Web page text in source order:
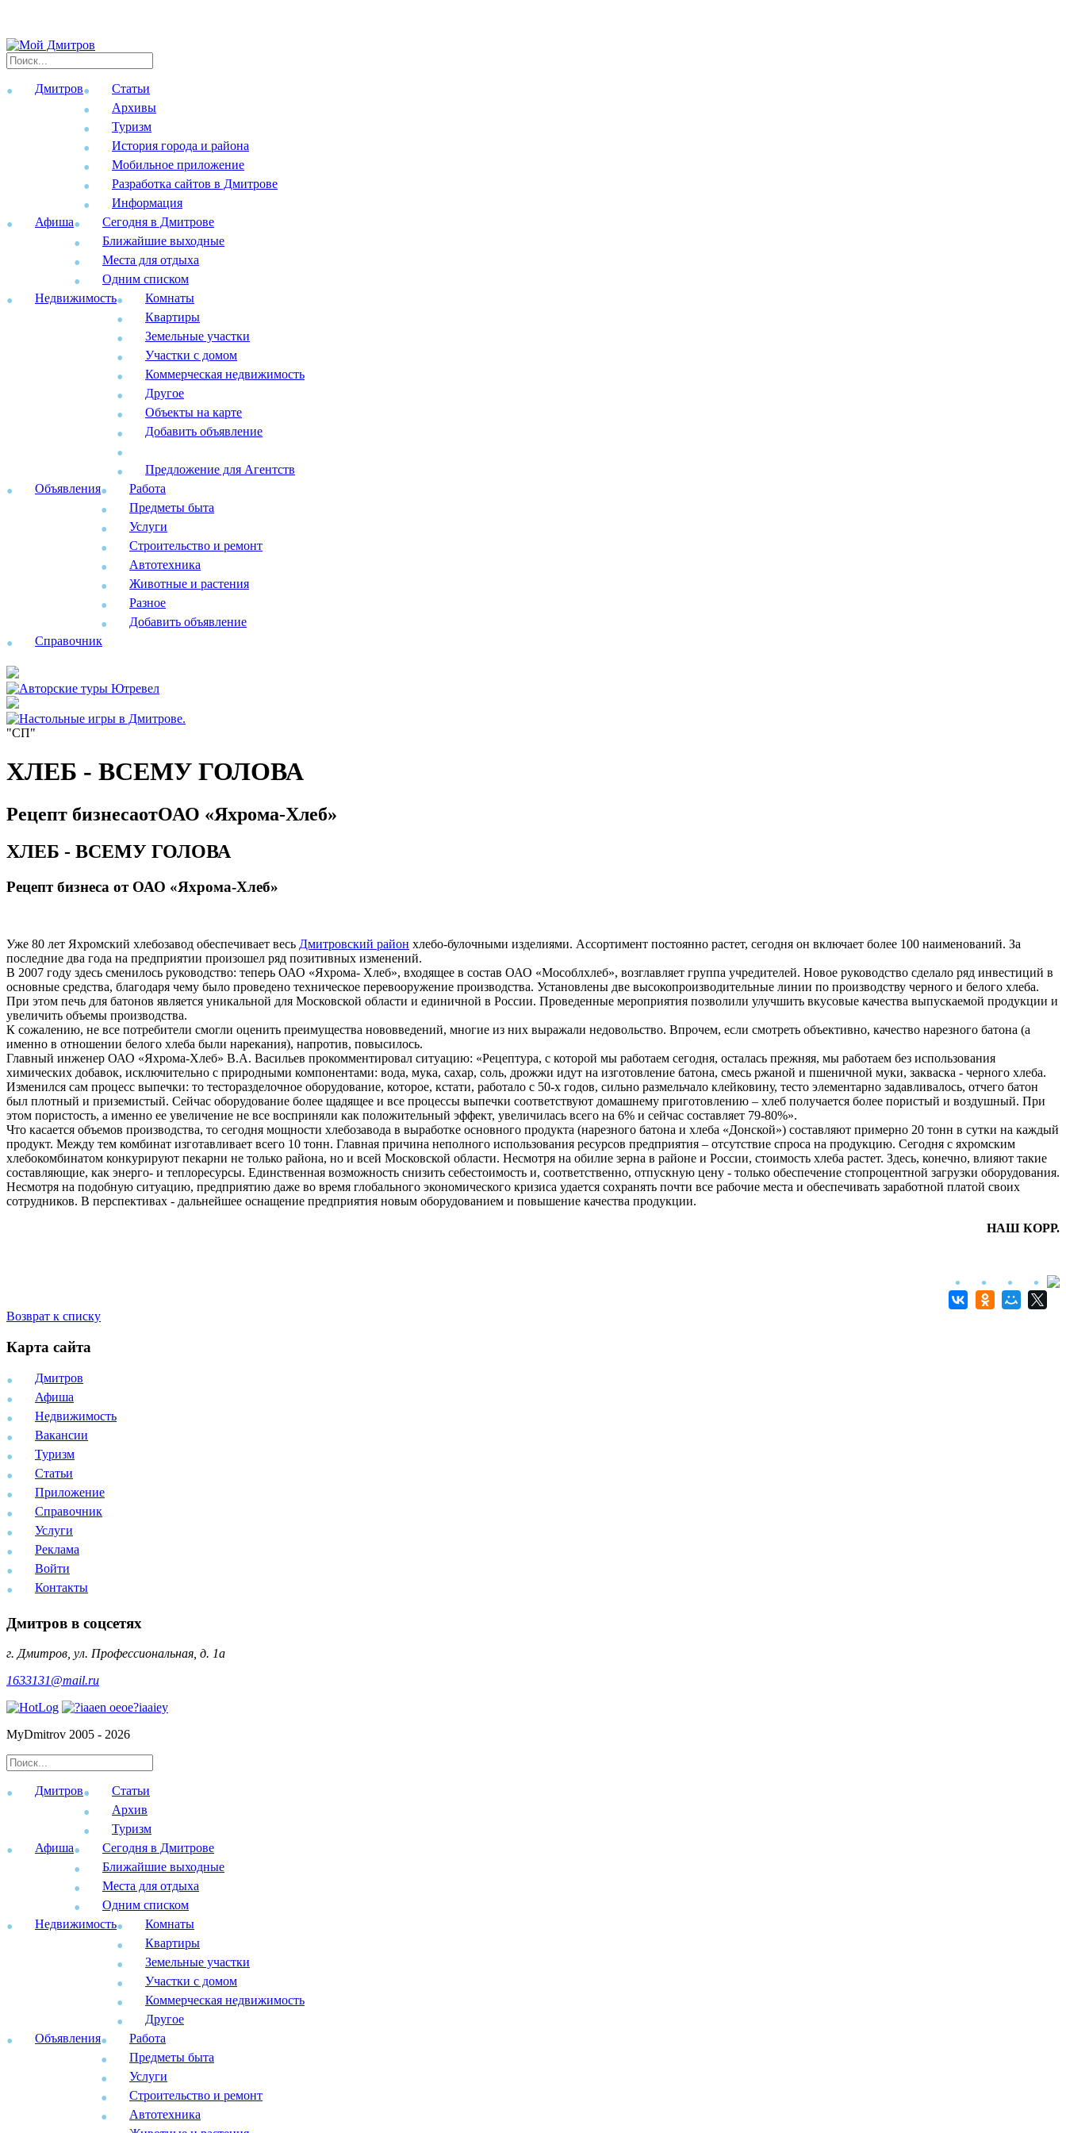
Дмитров
Статьи
Архивы
Туризм
История города и района
Мобильное приложение
Разработка сайтов в Дмитрове
Информация
Афиша
Сегодня в Дмитрове
Ближайшие выходные
Места для отдыха
Одним списком
Недвижимость
Комнаты
Квартиры
Земельные участки
Участки с домом
Коммерческая недвижимость
Другое
Объекты на карте
Добавить объявление
Предложение для Агентств
Объявления
Работа
Предметы быта
Услуги
Строительство и ремонт
Автотехника
Животные и растения
Разное
Добавить объявление
Справочник
"СП"
ХЛЕБ - ВСЕМУ ГОЛОВА
Рецепт бизнесаотОАО «Яхрома-Хлеб»
ХЛЕБ - ВСЕМУ ГОЛОВА
Рецепт бизнеса от ОАО «Яхрома-Хлеб»
Уже 80 лет Яхромский хлебозавод обеспечивает весь Дмитровский район хлебо-булочными изделиями. Ассортимент постоянно растет, сегодня он включает более 100 наименований. За
последние два года на предприятии произошел ряд позитивных изменений.
В 2007 году здесь сменилось руководство: теперь ОАО «Яхрома- Хлеб», входящее в состав ОАО «Мособлхлеб», возглавляет группа учредителей. Новое руководство сделало ряд инвестиций в
основные средства, благодаря чему было проведено техническое перевооружение производства. Установлены две высокопроизводительные линии по производству черного и белого хлеба.
При этом печь для батонов является уникальной для Московской области и единичной в России. Проведенные мероприятия позволили улучшить вкусовые качества выпускаемой продукции и
увеличить объемы производства.
К сожалению, не все потребители смогли оценить преимущества нововведений, многие из них выражали недовольство. Впрочем, если смотреть объективно, качество нарезного батона (а
именно в отношении белого хлеба были нарекания), напротив, повысилось.
Главный инженер ОАО «Яхрома-Хлеб» В.А. Васильев прокомментировал ситуацию: «Рецептура, с которой мы работаем сегодня, осталась прежняя, мы работаем без использования
химических добавок, исключительно с природными компонентами: вода, мука, сахар, соль, дрожжи идут на изготовление батона, смесь ржаной и пшеничной муки, закваска - черного хлеба.
Изменился сам процесс выпечки: то тесторазделочное оборудование, которое, кстати, работало с 50-х годов, сильно размельчало клейковину, тесто элементарно задавливалось, отчего батон
был плотный и приземистый. Сейчас оборудование более щадящее и все процессы выпечки соответствуют домашнему приготовлению – хлеб получается более пористый и воздушный. При
этом пористость, а именно ее увеличение не все восприняли как положительный эффект, увеличилась всего на 6% и сейчас составляет 79-80%».
Что касается объемов производства, то сегодня мощности хлебозавода в выработке основного продукта (нарезного батона и хлеба «Донской») составляют примерно 20 тонн в сутки на каждый
продукт. Между тем комбинат изготавливает всего 10 тонн. Главная причина неполного использования ресурсов предприятия – отсутствие спроса на продукцию. Сегодня с яхромским
хлебокомбинатом конкурируют пекарни не только района, но и всей Московской области. Несмотря на обилие зерна в районе и России, стоимость хлеба растет. Здесь, конечно, влияют такие
составляющие, как энерго- и теплоресурсы. Единственная возможность снизить себестоимость и, соответственно, отпускную цену - только обеспечение стопроцентной загрузки оборудования.
Несмотря на подобную ситуацию, предприятию даже во время глобального экономического кризиса удается сохранять почти все рабочие места и обеспечивать заработной платой своих
сотрудников. В перспективах - дальнейшее оснащение предприятия новым оборудованием и повышение качества продукции.
НАШ КОРР.
Возврат к списку
Карта сайта
Дмитров
Афиша
Недвижимость
Вакансии
Туризм
Статьи
Приложение
Справочник
Услуги
Реклама
Войти
Контакты
Дмитров в соцсетях
г. Дмитров, ул. Профессиональная, д. 1а
1633131@mail.ru
MyDmitrov 2005 - 2026
Дмитров
Статьи
Архив
Туризм
Афиша
Сегодня в Дмитрове
Ближайшие выходные
Места для отдыха
Одним списком
Недвижимость
Комнаты
Квартиры
Земельные участки
Участки с домом
Коммерческая недвижимость
Другое
Объявления
Работа
Предметы быта
Услуги
Строительство и ремонт
Автотехника